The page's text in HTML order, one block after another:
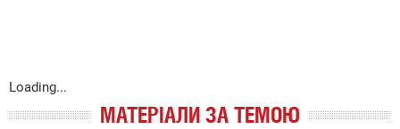
Loading...
МАТЕРІАЛИ ЗА ТЕМОЮ